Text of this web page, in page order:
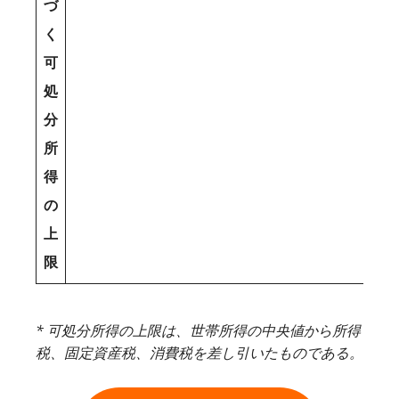
づ
く
可
処
分
所
得
の
上
限
* 可処分所得の上限は、世帯所得の中央値から所得
税、固定資産税、消費税を差し引いたものである。